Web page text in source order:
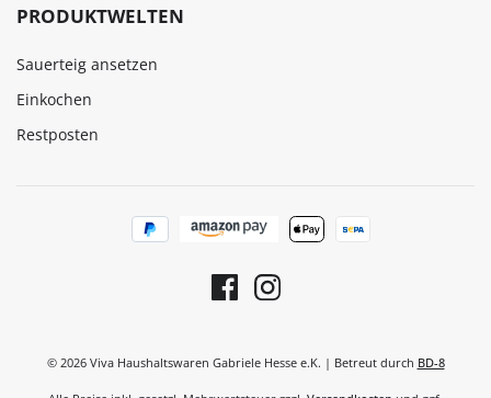
PRODUKTWELTEN
Sauerteig ansetzen
Einkochen
Restposten
© 2026 Viva Haushaltswaren Gabriele Hesse e.K. | Betreut durch BD-8